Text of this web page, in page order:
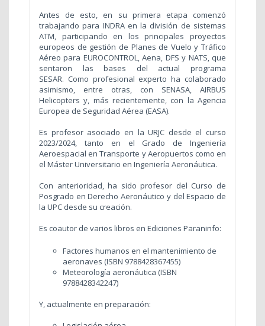
Antes de esto, en su primera etapa comenzó
trabajando para INDRA en la división de sistemas
ATM, participando en los principales proyectos
europeos de gestión de Planes de Vuelo y Tráfico
Aéreo para EUROCONTROL, Aena, DFS y NATS, que
sentaron las bases del actual programa
SESAR. Como profesional experto ha colaborado
asimismo, entre otras, con SENASA, AIRBUS
Helicopters y, más recientemente, con la Agencia
Europea de Seguridad Aérea (EASA).
Es profesor asociado en la URJC desde el curso
2023/2024, tanto en el Grado de Ingeniería
Aeroespacial en Transporte y Aeropuertos como en
el Máster Universitario en Ingeniería Aeronáutica.
Con anterioridad, ha sido profesor del Curso de
Posgrado en Derecho Aeronáutico y del Espacio de
la UPC desde su creación.
Es coautor de varios libros en Ediciones Paraninfo:
Factores humanos en el mantenimiento de
aeronaves (ISBN 9788428367455)
Meteorología aeronáutica (ISBN
9788428342247)
Y, actualmente en preparación: